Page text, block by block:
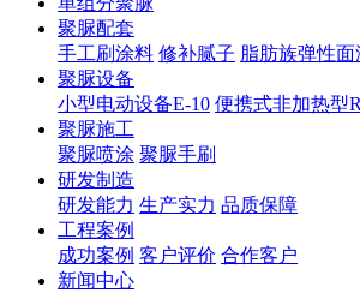
聚脲配套
手工刷涂料 修补腻子 脂肪族弹性面
聚脲设备
小型电动设备E-10 便携式非加热型
聚脲施工
聚脲喷涂 聚脲手刷
研发制造
研发能力 生产实力 品质保障
工程案例
成功案例 客户评价 合作客户
新闻中心